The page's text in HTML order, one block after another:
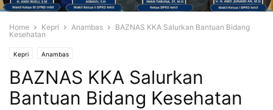
Home Kepri Anambas
BAZNAS KKA Salurkan Bantuan Bidang
Kesehatan
Kepri Anambas
BAZNAS KKA Salurkan
Bantuan Bidang Kesehatan